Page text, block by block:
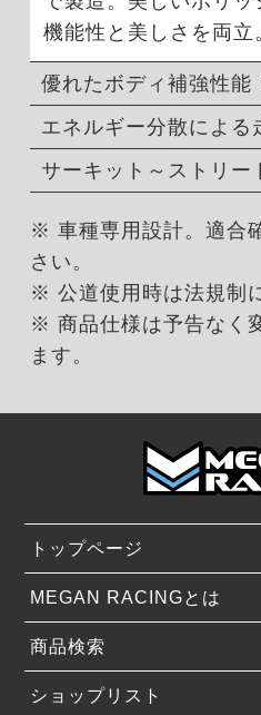
機能性と美しさを両立
優れたボディ補強性能
エネルギー分散による
サーキット～ストリー
※ 車種専用設計。適合
さい。
※ 公道使用時は法規制
※ 商品仕様は予告なく
ます。
トップページ
MEGAN RACINGとは
商品検索
ショップリスト